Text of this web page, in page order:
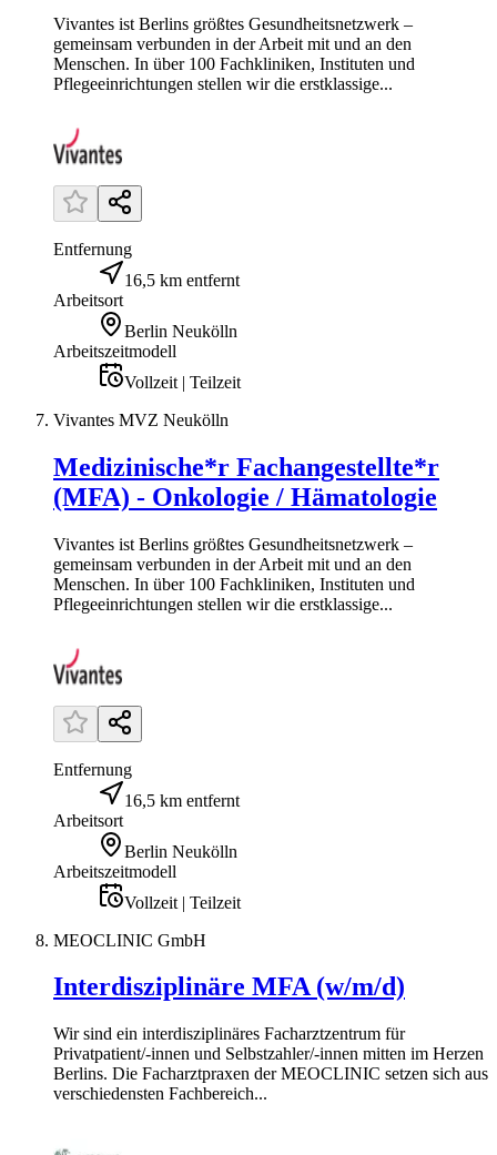
Vivantes ist Berlins größtes Gesundheitsnetzwerk –
gemeinsam verbunden in der Arbeit mit und an den
Menschen. In über 100 Fachkliniken, Instituten und
Pflegeeinrichtungen stellen wir die erstklassige...
Entfernung
16,5 km entfernt
Arbeitsort
Berlin Neukölln
Arbeitszeitmodell
Vollzeit | Teilzeit
Vivantes MVZ Neukölln
Medizinische*r Fachangestellte*r
(MFA) - Onkologie / Hämatologie
Vivantes ist Berlins größtes Gesundheitsnetzwerk –
gemeinsam verbunden in der Arbeit mit und an den
Menschen. In über 100 Fachkliniken, Instituten und
Pflegeeinrichtungen stellen wir die erstklassige...
Entfernung
16,5 km entfernt
Arbeitsort
Berlin Neukölln
Arbeitszeitmodell
Vollzeit | Teilzeit
MEOCLINIC GmbH
Interdisziplinäre MFA (w/m/d)
Wir sind ein interdisziplinäres Facharztzentrum für
Privatpatient/-innen und Selbstzahler/-innen mitten im Herzen
Berlins. Die Facharztpraxen der MEOCLINIC setzen sich aus
verschiedensten Fachbereich...